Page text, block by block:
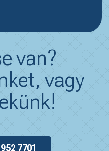
van?
vagy
7701